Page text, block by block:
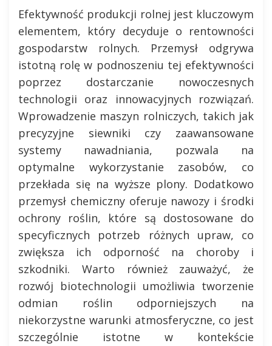
Efektywność produkcji rolnej jest kluczowym
elementem, który decyduje o rentowności
gospodarstw rolnych. Przemysł odgrywa
istotną rolę w podnoszeniu tej efektywności
poprzez dostarczanie nowoczesnych
technologii oraz innowacyjnych rozwiązań.
Wprowadzenie maszyn rolniczych, takich jak
precyzyjne siewniki czy zaawansowane
systemy nawadniania, pozwala na
optymalne wykorzystanie zasobów, co
przekłada się na wyższe plony. Dodatkowo
przemysł chemiczny oferuje nawozy i środki
ochrony roślin, które są dostosowane do
specyficznych potrzeb różnych upraw, co
zwiększa ich odporność na choroby i
szkodniki. Warto również zauważyć, że
rozwój biotechnologii umożliwia tworzenie
odmian roślin odporniejszych na
niekorzystne warunki atmosferyczne, co jest
szczególnie istotne w kontekście